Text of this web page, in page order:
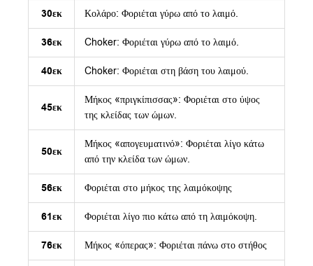
30εκ Κολάρο: Φοριέται γύρω από το λαιμό.
36εκ Choker: Φοριέται γύρω από το λαιμό.
40εκ Choker: Φοριέται στη βάση του λαιμού.
45εκ
Μήκος «πριγκίπισσας»: Φοριέται στο ύψος
της κλείδας των ώμων.
50εκ
Μήκος «απογευματινό»: Φοριέται λίγο κάτω
από την κλείδα των ώμων.
56εκ Φοριέται στο μήκος της λαιμόκοψης
61εκ Φοριέται λίγο πιο κάτω από τη λαιμόκοψη.
76εκ Μήκος «όπερας»: Φοριέται πάνω στο στήθος